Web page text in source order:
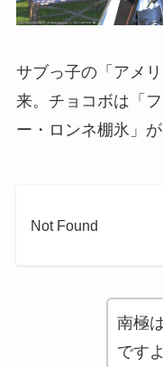
サブっ子の「アメ
来。チョコボは「
ー・ロンネ棚氷」が
Not Found
南極
です